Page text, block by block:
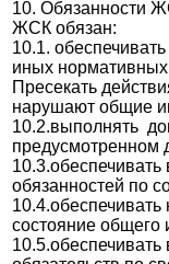
10. Обязанности
ЖСК обязан:
10.1.
иных
Пресекать
нарушают общие
10.2.выполнять
предусмотренном
обязанностей по
состояние